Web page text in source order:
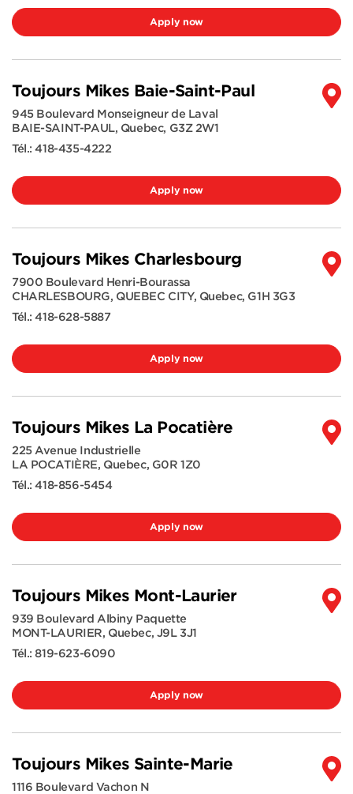
Apply now
Toujours Mikes Baie-Saint-Paul
945 Boulevard Monseigneur de Laval
BAIE-SAINT-PAUL, Quebec, G3Z 2W1
Tél.:418-435-4222
Apply now
Toujours Mikes Charlesbourg
7900 Boulevard Henri-Bourassa
CHARLESBOURG, QUEBEC CITY, Quebec, G1H 3G3
Tél.:418-628-5887
Apply now
Toujours Mikes La Pocatière
225 Avenue Industrielle
LA POCATIÈRE, Quebec, G0R 1Z0
Tél.:418-856-5454
Apply now
Toujours Mikes Mont-Laurier
939 Boulevard Albiny Paquette
MONT-LAURIER, Quebec, J9L 3J1
Tél.:819-623-6090
Apply now
Toujours Mikes Sainte-Marie
1116 Boulevard Vachon N